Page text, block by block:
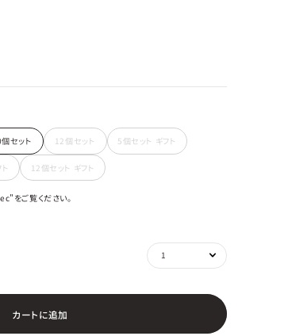
セット 12個セット 5個セット ギフト
12個セット ギフト
をご覧ください。
カートに追加